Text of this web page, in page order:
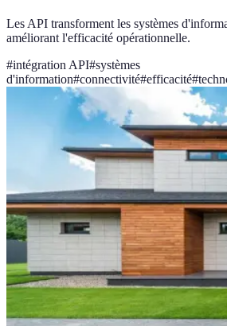
Les API transforment les systèmes
améliorant l'efficacité opérationnelle.
#intégration API#systèmes
d'information#connectivité#efficacité#